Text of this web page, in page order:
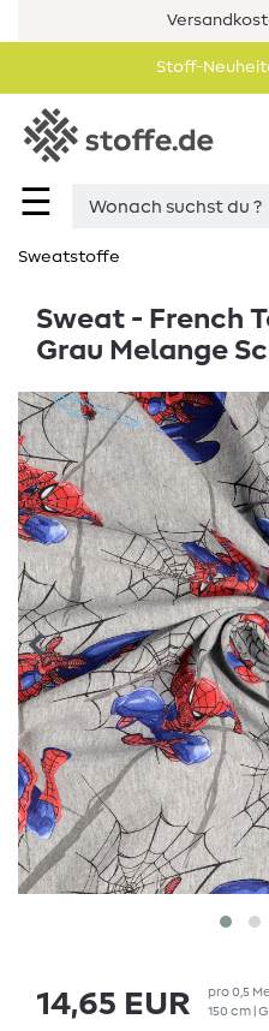
Stoff-
☰
Sweatstoffe
Sweat - French
Grau Melange
14,65 EUR pro0,5
150 cm |